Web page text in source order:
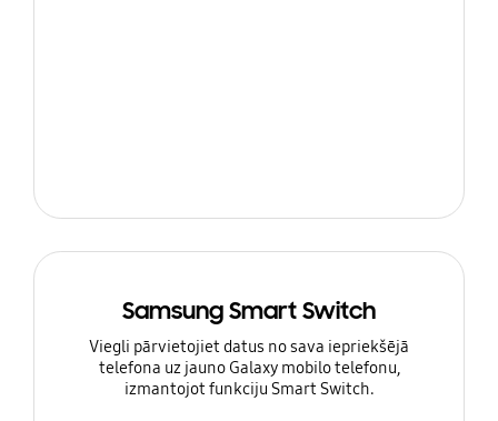
Samsung Smart Switch
Viegli pārvietojiet datus no sava iepriekšējā
telefona uz jauno Galaxy mobilo telefonu,
izmantojot funkciju Smart Switch.